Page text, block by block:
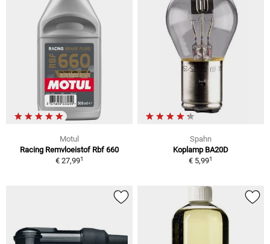
Motul
Racing Remvloeistof Rbf 660
€ 27,991
Spahn
Koplamp BA20D
€ 5,991